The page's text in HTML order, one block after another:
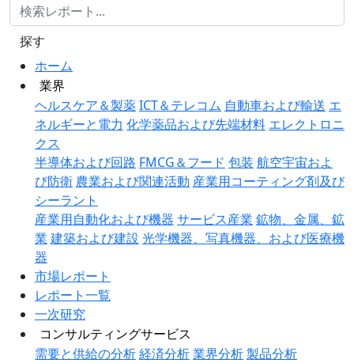
ホーム
業界
ヘルスケア＆製薬ICT＆テレコム 自動車および輸送 エ
ネルギーと電力 化学薬品および先端材料 エレクトロニ
クス
半導体および回路 FMCG＆フード 包装 航空宇宙およ
び防衛 農業および関連活動 産業用コーティング剤及び
シーラント
産業用自動化および機器 サービス産業 鉱物、金属、鉱
業 建築および建設 光学機器、写真機器、および医療機
器
市場レポート
レポート一覧
一次研究
コンサルティングサービス
需要と供給の分析経済分析業界分析製品分析
探す